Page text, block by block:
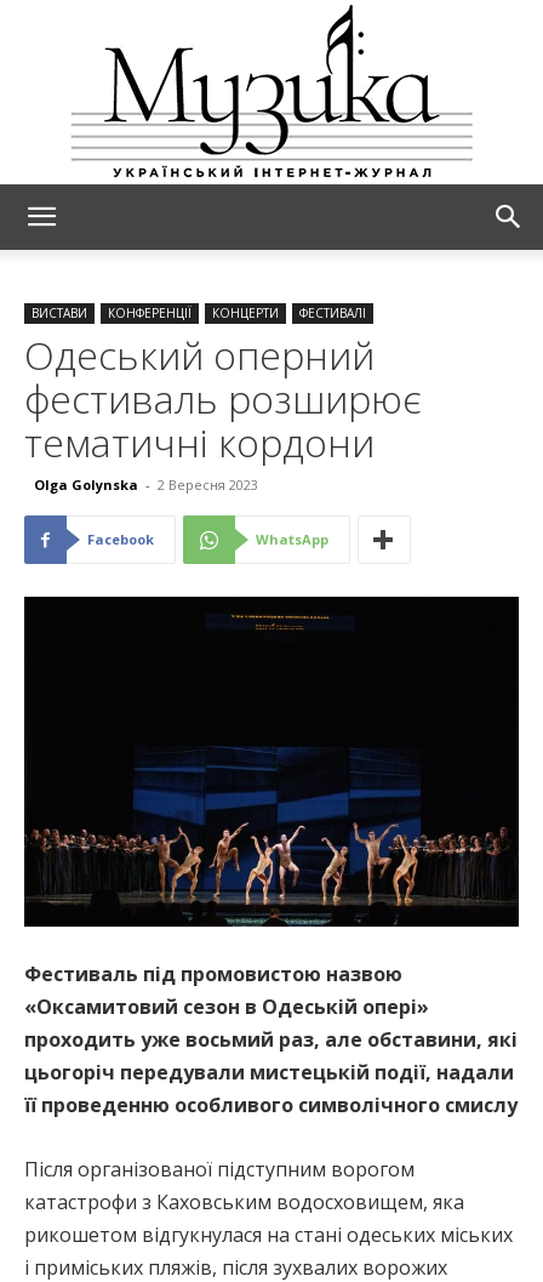
ВИСТАВИ КОНФЕРЕНЦІЇ КОНЦЕРТИ ФЕСТИВАЛІ
Одеський оперний
фестиваль розширює
тематичні кордони
Olga Golynska - 2 Вересня 2023
Facebook WhatsApp
Фестиваль під промовистою назвою
«Оксамитовий сезон в Одеській опері»
проходить уже восьмий раз, але обставини, які
цьогоріч передували мистецькій події, надали
її проведенню особливого символічного смислу
Після організованої підступним ворогом
катастрофи з Каховським водосховищем, яка
рикошетом відгукнулася на стані одеських міських
і приміських пляжів, після зухвалих ворожих